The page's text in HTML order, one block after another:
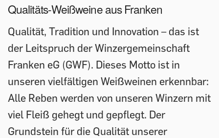
Qualitäts-Weißweine aus Franken
Qualität, Tradition und Innovation – das ist
der Leitspruch der Winzergemeinschaft
Franken eG (GWF). Dieses Motto ist in
unseren vielfältigen Weißweinen erkennbar:
Alle Reben werden von unseren Winzern mit
viel Fleiß gehegt und gepflegt. Der
Grundstein für die Qualität unserer